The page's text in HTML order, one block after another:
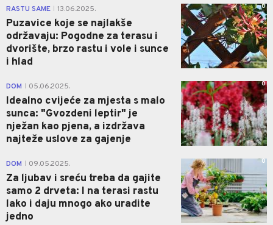
RASTU SAME 13.06.2025.
Puzavice koje se najlakše
održavaju: Pogodne za terasu i
dvorište, brzo rastu i vole i sunce
i hlad
0
DOM 05.06.2025.
Idealno cvijeće za mjesta s malo
sunca: "Gvozdeni leptir" je
nježan kao pjena, a izdržava
najteže uslove za gajenje
0
DOM 09.05.2025.
Za ljubav i sreću treba da gajite
samo 2 drveta: I na terasi rastu
lako i daju mnogo ako uradite
jedno
0